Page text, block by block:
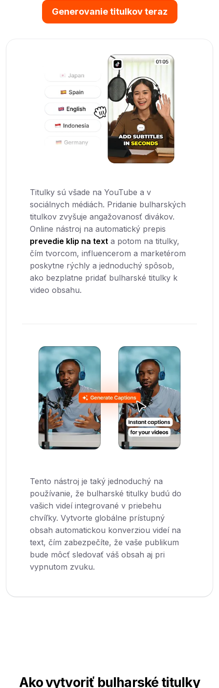
Generovanie titulkov teraz
Titulky sú všade na YouTube a v
sociálnych médiách. Pridanie bulharských
titulkov zvyšuje angažovanosť divákov.
Online nástroj na automatický prepis
prevedie klip na text a potom na titulky,
čím tvorcom, influencerom a marketérom
poskytne rýchly a jednoduchý spôsob,
ako bezplatne pridať bulharské titulky k
video obsahu.
Tento nástroj je taký jednoduchý na
používanie, že bulharské titulky budú do
vašich videí integrované v priebehu
chvíľky. Vytvorte globálne prístupný
obsah automatickou konverziou videí na
text, čím zabezpečíte, že vaše publikum
bude môcť sledovať váš obsah aj pri
vypnutom zvuku.
Ako vytvoriť bulharské titulky